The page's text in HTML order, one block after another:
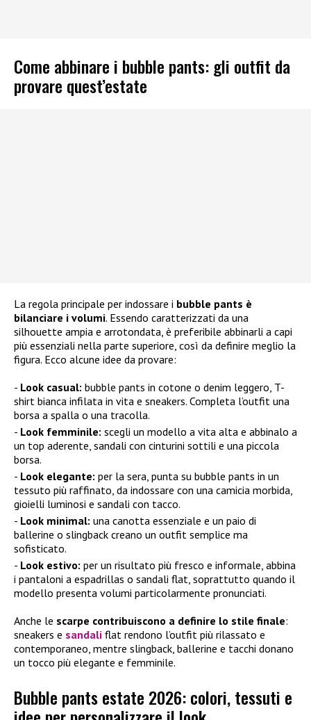
Come abbinare i bubble pants: gli outfit da
provare quest’estate
La regola principale per indossare i bubble pants è
bilanciare i volumi. Essendo caratterizzati da una
silhouette ampia e arrotondata, è preferibile abbinarli a capi
più essenziali nella parte superiore, così da definire meglio la
figura. Ecco alcune idee da provare:
Look casual: bubble pants in cotone o denim leggero, T-
shirt bianca infilata in vita e sneakers. Completa l’outfit una
borsa a spalla o una tracolla.
Look femminile: scegli un modello a vita alta e abbinalo a
un top aderente, sandali con cinturini sottili e una piccola
borsa.
Look elegante: per la sera, punta su bubble pants in un
tessuto più raffinato, da indossare con una camicia morbida,
gioielli luminosi e sandali con tacco.
Look minimal: una canotta essenziale e un paio di
ballerine o slingback creano un outfit semplice ma
sofisticato.
Look estivo: per un risultato più fresco e informale, abbina
i pantaloni a espadrillas o sandali flat, soprattutto quando il
modello presenta volumi particolarmente pronunciati.
Anche le scarpe contribuiscono a definire lo stile finale:
sneakers e sandali flat rendono l’outfit più rilassato e
contemporaneo, mentre slingback, ballerine e tacchi donano
un tocco più elegante e femminile.
Bubble pants estate 2026: colori, tessuti e